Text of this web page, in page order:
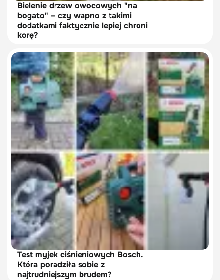
Bielenie drzew owocowych "na
bogato" – czy wapno z takimi
dodatkami faktycznie lepiej chroni
korę?
Test myjek ciśnieniowych Bosch.
Która poradziła sobie z
najtrudniejszym brudem?